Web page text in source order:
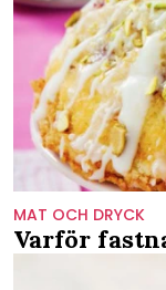
MAT OCH DRYCK
Varför